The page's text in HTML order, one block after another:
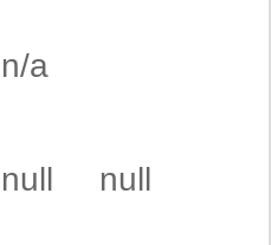
n/a
null null